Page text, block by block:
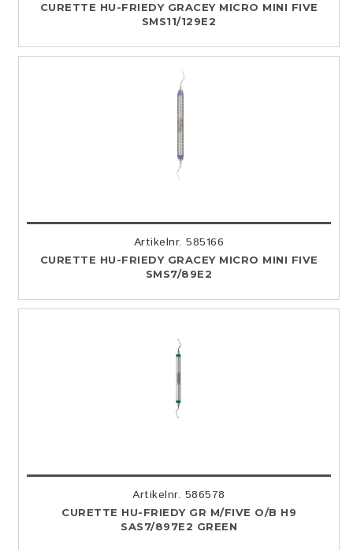
CURETTE HU-FRIEDY GRACEY MICRO MINI FIVE
SMS11/129E2
Artikelnr. 585166
CURETTE HU-FRIEDY GRACEY MICRO MINI FIVE
SMS7/89E2
Artikelnr. 586578
CURETTE HU-FRIEDY GR M/FIVE O/B H9
SAS7/897E2 GREEN